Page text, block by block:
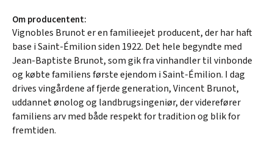
Om producentent:
Vignobles Brunot er en familieejet producent, der har haft
base i Saint-Émilion siden 1922. Det hele begyndte med
Jean-Baptiste Brunot, som gik fra vinhandler til vinbonde
og købte familiens første ejendom i Saint-Émilion. I dag
drives vingårdene af fjerde generation, Vincent Brunot,
uddannet ønolog og landbrugsingeniør, der viderefører
familiens arv med både respekt for tradition og blik for
fremtiden.